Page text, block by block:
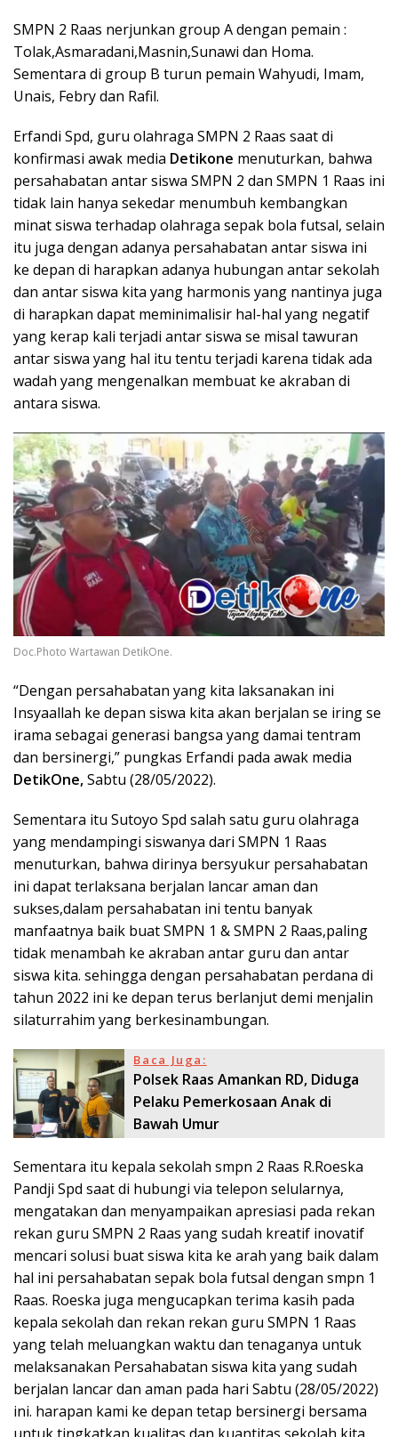
SMPN 2 Raas nerjunkan group A dengan pemain :
Tolak,Asmaradani,Masnin,Sunawi dan Homa.
Sementara di group B turun pemain Wahyudi, Imam,
Unais, Febry dan Rafil.
Erfandi Spd, guru olahraga SMPN 2 Raas saat di
konfirmasi awak media Detikone menuturkan, bahwa
persahabatan antar siswa SMPN 2 dan SMPN 1 Raas ini
tidak lain hanya sekedar menumbuh kembangkan
minat siswa terhadap olahraga sepak bola futsal, selain
itu juga dengan adanya persahabatan antar siswa ini
ke depan di harapkan adanya hubungan antar sekolah
dan antar siswa kita yang harmonis yang nantinya juga
di harapkan dapat meminimalisir hal-hal yang negatif
yang kerap kali terjadi antar siswa se misal tawuran
antar siswa yang hal itu tentu terjadi karena tidak ada
wadah yang mengenalkan membuat ke akraban di
antara siswa.
Doc.Photo Wartawan DetikOne.
“Dengan persahabatan yang kita laksanakan ini
Insyaallah ke depan siswa kita akan berjalan se iring se
irama sebagai generasi bangsa yang damai tentram
dan bersinergi,” pungkas Erfandi pada awak media
DetikOne,Sabtu (28/05/2022).
Sementara itu Sutoyo Spd salah satu guru olahraga
yang mendampingi siswanya dari SMPN 1 Raas
menuturkan, bahwa dirinya bersyukur persahabatan
ini dapat terlaksana berjalan lancar aman dan
sukses,dalam persahabatan ini tentu banyak
manfaatnya baik buat SMPN 1 & SMPN 2 Raas,paling
tidak menambah ke akraban antar guru dan antar
siswa kita. sehingga dengan persahabatan perdana di
tahun 2022 ini ke depan terus berlanjut demi menjalin
silaturrahim yang berkesinambungan.
Baca Juga:
Polsek Raas Amankan RD, Diduga
Pelaku Pemerkosaan Anak di
Bawah Umur
Sementara itu kepala sekolah smpn 2 Raas R.Roeska
Pandji Spd saat di hubungi via telepon selularnya,
mengatakan dan menyampaikan apresiasi pada rekan
rekan guru SMPN 2 Raas yang sudah kreatif inovatif
mencari solusi buat siswa kita ke arah yang baik dalam
hal ini persahabatan sepak bola futsal dengan smpn 1
Raas. Roeska juga mengucapkan terima kasih pada
kepala sekolah dan rekan rekan guru SMPN 1 Raas
yang telah meluangkan waktu dan tenaganya untuk
melaksanakan Persahabatan siswa kita yang sudah
berjalan lancar dan aman pada hari Sabtu (28/05/2022)
ini. harapan kami ke depan tetap bersinergi bersama
untuk tingkatkan kualitas dan kuantitas sekolah kita